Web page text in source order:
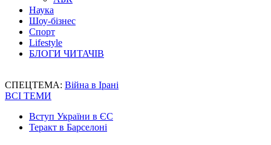
Наука
Шоу-бізнес
Спорт
Lifestyle
БЛОГИ ЧИТАЧІВ
СПЕЦТЕМА: Війна в Ірані
ВСІ ТЕМИ
Вступ України в ЄС
Теракт в Барселоні